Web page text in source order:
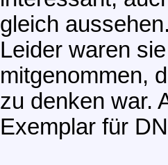
gleich
Leider waren
mitgenommen,
zu denken war.
Exemplar für